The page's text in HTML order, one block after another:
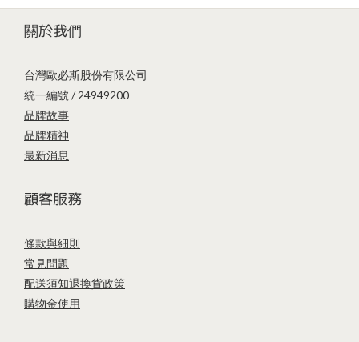
關於我們
台灣歐必斯股份有限公司
統一編號 / 24949200
品牌故事
品牌精神
最新消息
顧客服務
條款與細則
常見問題
配送須知退換貨政策
購物金使用